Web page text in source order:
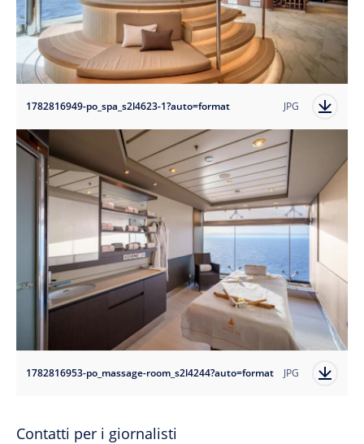
1782816949-po_spa_s2l4623-1?auto=format JPG
1782816953-po_massage-room_s2l4244?auto=format JPG
Contatti per i giornalisti